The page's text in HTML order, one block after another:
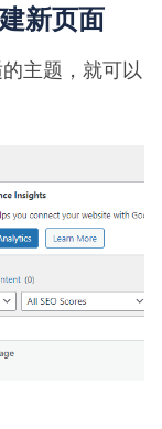
新页面
主题，就可以